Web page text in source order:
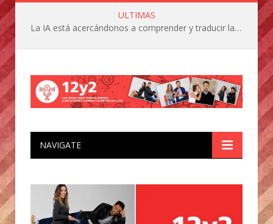
ULTIMAS
La IA está acercándonos a comprender y traducir las vocalizaciones y comportamientos de nuestras mascotas
NAVIGATE